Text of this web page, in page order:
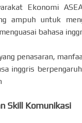
Ekonomi
ampuh untuk
bahasa
penasaran,
inggris
Skill Komunikasi